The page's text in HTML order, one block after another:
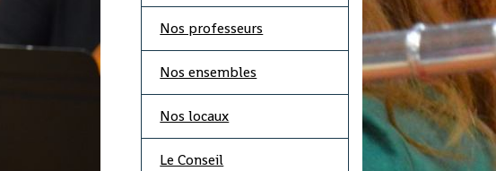
Nos professeurs
Nos ensembles
Nos locaux
Le Conseil